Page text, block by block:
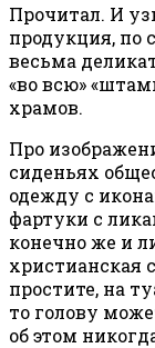
Прочитал. И
продукция, по
весьма
«во всю»
храмов.
Про
сиденьях
одежду с
фартуки с
конечно же и
христианская
простите, на
то голову
об этом